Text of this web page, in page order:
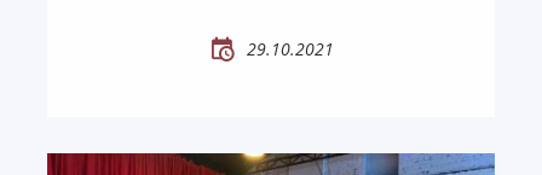
29.10.2021